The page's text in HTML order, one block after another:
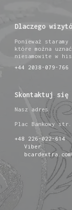
Dlaczego
Ponieważ
które można
niesamowite w
+44 2038-079-766
Skontaktuj się
Nasz adres
Plac Bankowy
+48 226-022-614
Viber